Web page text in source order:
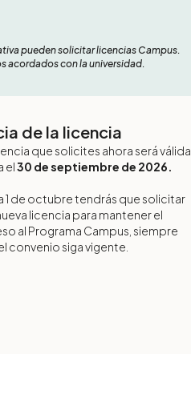
pueden solicitar licencias Campus.
acordados con la universidad.
de la licencia
que solicites ahora será válida
el30 de septiembre de 2026.
1 de octubre tendrás que solicitar
licencia para mantener el
al Programa Campus, siempre
convenio siga vigente.